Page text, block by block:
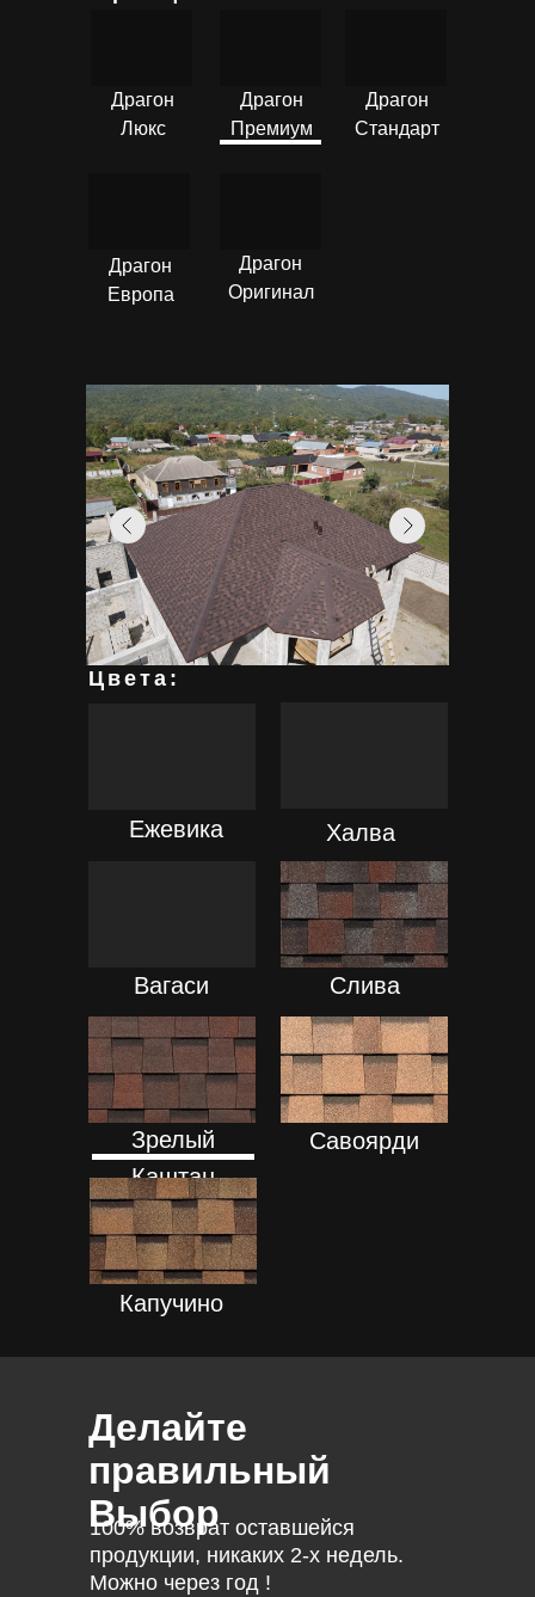
Драгон
Люкс
Драгон
Премиум
Драгон
Стандарт
Драгон
Европа
Драгон
Оригинал
Халва
Ежевика
Савоярди
Капучино
Зрелый
Каштан
Слива
Вагаси
Цвета:
ПОДРОБНЕЕ
ПОДРОБНЕЕ
ПОДРОБНЕЕ
ПОДРОБНЕЕ
Делайте
правильный
Выбор
100% возврат оставшейся
продукции, никаких 2-х недель.
Можно через год !